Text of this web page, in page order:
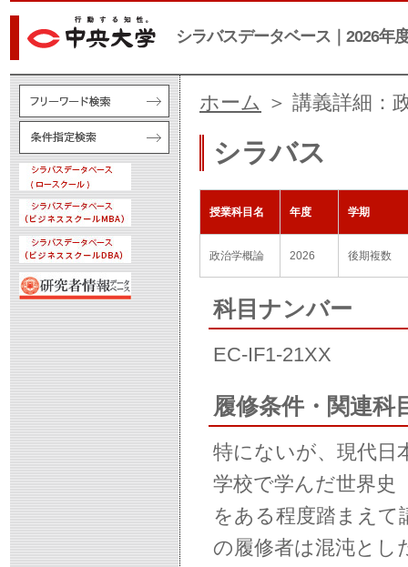
シラバスデータベース｜2026年
ホーム ＞ 講義詳細：
シラバス
授業科目名 年度 学期
政治学概論 2026 後期複数
科目ナンバー
EC-IF1-21XX
履修条件・関連科
特にないが、現代日
学校で学んだ世界史
をある程度踏まえて
の履修者は混沌とし